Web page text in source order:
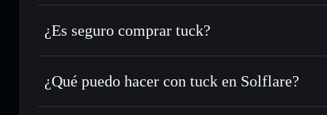
¿Es seguro comprar tuck?
tuck no está verificado
¿Qué puedo hacer con tuck en Solflare?
tuck
cartera de Solflare